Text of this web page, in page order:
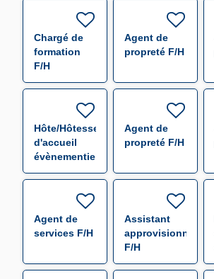
Chargé de
formation
F/H
Agent de
propreté F/H
Hôte/Hôtesse
d'accueil
évènementiel
F/H
Agent de
propreté F/H
Agent de
services F/H
Assistant
approvisionneur
F/H